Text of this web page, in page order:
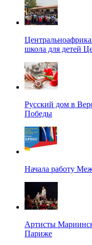
школа для детей
Русский дом в
Победы
Начала работу
Артисты
Париже